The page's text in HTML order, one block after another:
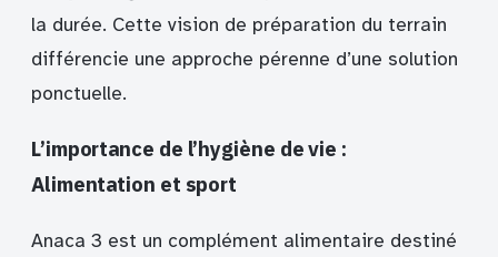
la durée. Cette vision de préparation du terrain
différencie une approche pérenne d’une solution
ponctuelle.
L’importance de l’hygiène de vie :
Alimentation et sport
Anaca 3 est un complément alimentaire destiné